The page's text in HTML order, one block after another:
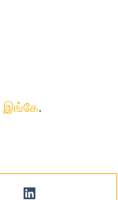
இங்கே.